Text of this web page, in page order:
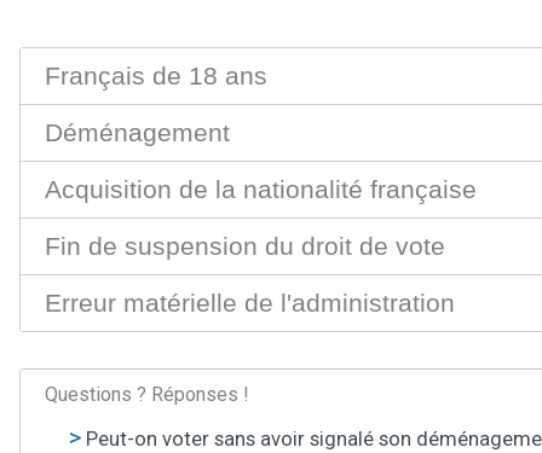
Français de 18 ans
Déménagement
Acquisition de la nationalité française
Fin de suspension du droit de vote
Erreur matérielle de l'administration
Questions ? Réponses !
Peut-on voter sans avoir signalé son